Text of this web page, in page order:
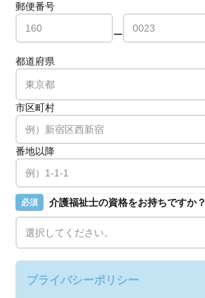
郵便番号
ー
都道府県
市区町村
番地以降
必須 介護福祉士の資格をお持ちですか？
プライバシーポリシー